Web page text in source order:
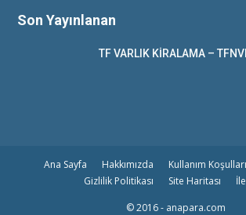
Son Yayınlanan
TF VARLIK KİRALAMA –
Ana Sayfa Hakkımızda Kullanım Koşulları
Gizlilik Politikası
Site Haritası
© 2016 - anapara.com